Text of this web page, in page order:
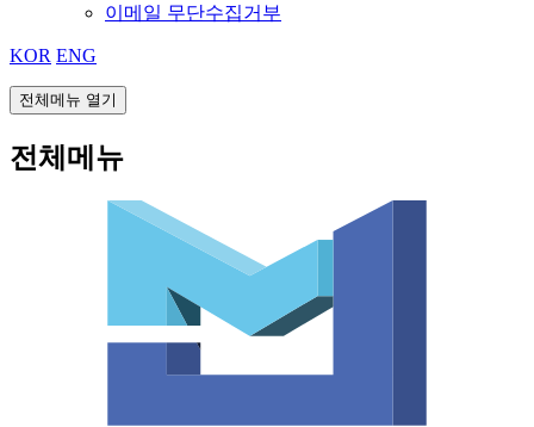
이메일 무단수집거부
KOR ENG
전체메뉴 열기
전체메뉴